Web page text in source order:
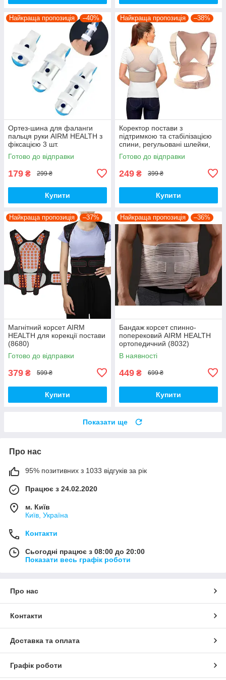
Найкраща пропозиція –40%
Ортез-шина для фаланги
пальця руки AIRM HEALTH з
фіксацією 3 шт.
Готово до відправки
179 ₴ 299 ₴
Купити
Найкраща пропозиція –38%
Коректор постави з
підтримкою та стабілізацією
спини, регульовані шлейки,
L/XL (Арт. 5276-1)
Готово до відправки
249 ₴ 399 ₴
Купити
Найкраща пропозиція –37%
Магнітний корсет AIRM
HEALTH для корекції постави
(8680)
Готово до відправки
379 ₴ 599 ₴
Купити
Найкраща пропозиція –36%
Бандаж корсет спинно-
поперековий AIRM HEALTH
ортопедичний (8032)
В наявності
449 ₴ 699 ₴
Купити
Показати ще
Про нас
95% позитивних з 1033 відгуків за рік
Працює з 24.02.2020
м. Київ
Київ, Україна
Контакти
Сьогодні працює з 08:00 до 20:00
Показати весь графік роботи
Про нас
Контакти
Доставка та оплата
Графік роботи